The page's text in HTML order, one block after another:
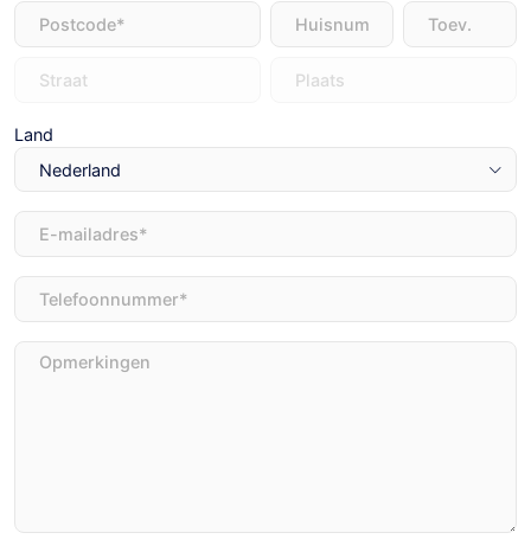
Adres
Land
E-
mailadres(Vereist)
Telefoon
Opmerkingen